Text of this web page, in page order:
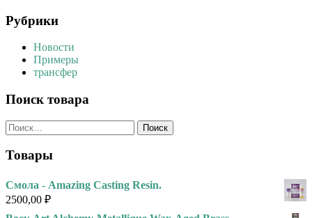
Рубрики
Новости
Примеры
трансфер
Поиск товара
Найти:
Товары
Смола - Amazing Casting Resin.
2500,00 ₽